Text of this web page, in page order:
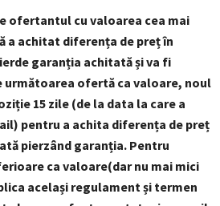
cu valoarea cea mai
a achitat diferența de preț în
garanția achitată și va fi
ofertă ca valoare, noul
15 zile (de la data la care a
pentru a achita diferența de preț
pierzând garanția. Pentru
ca valoare(dar nu mai mici
același regulament și termen